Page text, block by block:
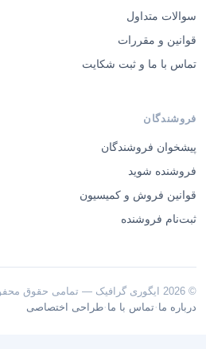
سوالات متداول
قوانین و مقررات
تماس با ما و ثبت شکایت
فروشندگان
پیشخوان فروشندگان
فروشنده شوید
قوانین فروش و کمیسیون
ثبت‌نام فروشنده
© 2026 ایگوری گرافیک — تمامی حقوق محفوظ است.
درباره ما ·تماس با ما ·طراحی اختصاصی